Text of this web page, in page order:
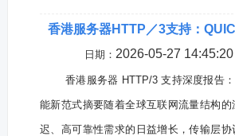
香港服务器HTTP／3支持：
日期： 2026-05-27 14:45:20
香港服务器 HTTP/3 支持深度报告
能新范式摘要随着全球互联网流量结构
迟、高可靠性需求的日益增长，传输层